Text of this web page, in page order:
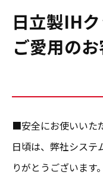
日立製IH
ご愛用の
■安全にお使いいた
日頃は、弊社システ
りがとうございます。